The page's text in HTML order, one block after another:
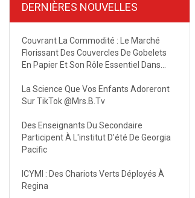
DERNIÈRES NOUVELLES
Couvrant La Commodité : Le Marché
Florissant Des Couvercles De Gobelets
En Papier Et Son Rôle Essentiel Dans
La Science Que Vos Enfants Adoreront
Sur TikTok @mrs.b.tv
Des Enseignants Du Secondaire
Participent À L'institut D'été De Georgia
Pacific
ICYMI : Des Chariots Verts Déployés À
Regina